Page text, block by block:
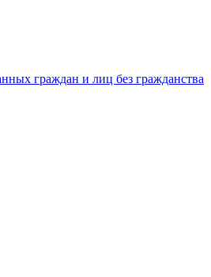
граждан и лиц без гражданства